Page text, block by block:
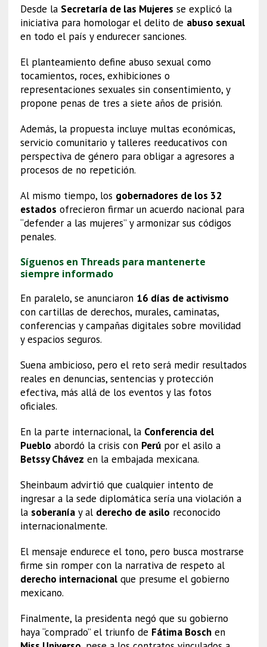
Desde la Secretaría de las Mujeres se explicó la
iniciativa para homologar el delito de abuso sexual
en todo el país y endurecer sanciones.
El planteamiento define abuso sexual como
tocamientos, roces, exhibiciones o
representaciones sexuales sin consentimiento, y
propone penas de tres a siete años de prisión.
Además, la propuesta incluye multas económicas,
servicio comunitario y talleres reeducativos con
perspectiva de género para obligar a agresores a
procesos de no repetición.
Al mismo tiempo, los gobernadores de los 32
estados ofrecieron firmar un acuerdo nacional para
“defender a las mujeres” y armonizar sus códigos
penales.
Síguenos en Threads para mantenerte
siempre informado
En paralelo, se anunciaron 16 días de activismo
con cartillas de derechos, murales, caminatas,
conferencias y campañas digitales sobre movilidad
y espacios seguros.
Suena ambicioso, pero el reto será medir resultados
reales en denuncias, sentencias y protección
efectiva, más allá de los eventos y las fotos
oficiales.
En la parte internacional, la Conferencia del
Pueblo abordó la crisis con Perúpor el asilo a
Betssy Chávez en la embajada mexicana.
Sheinbaum advirtió que cualquier intento de
ingresar a la sede diplomática sería una violación a
la soberaníay al derecho de asilo reconocido
internacionalmente.
El mensaje endurece el tono, pero busca mostrarse
firme sin romper con la narrativa de respeto al
derecho internacionalque presume el gobierno
mexicano.
Finalmente, la presidenta negó que su gobierno
haya “comprado” el triunfo de Fátima Boschen